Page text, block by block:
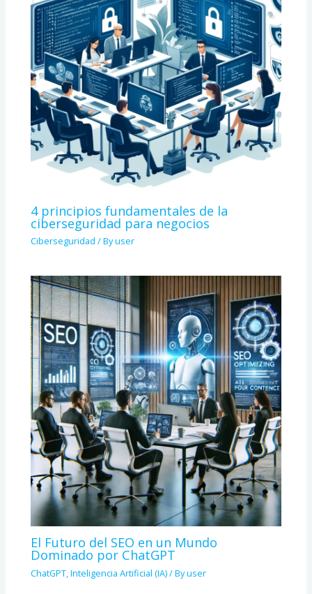
4 principios fundamentales de la
ciberseguridad para negocios
Ciberseguridad / Byuser
El Futuro del SEO en un Mundo
Dominado por ChatGPT
ChatGPT,Inteligencia Artificial (IA)/ Byuser